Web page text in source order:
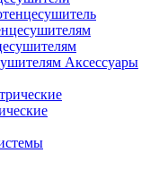
Аксессуары